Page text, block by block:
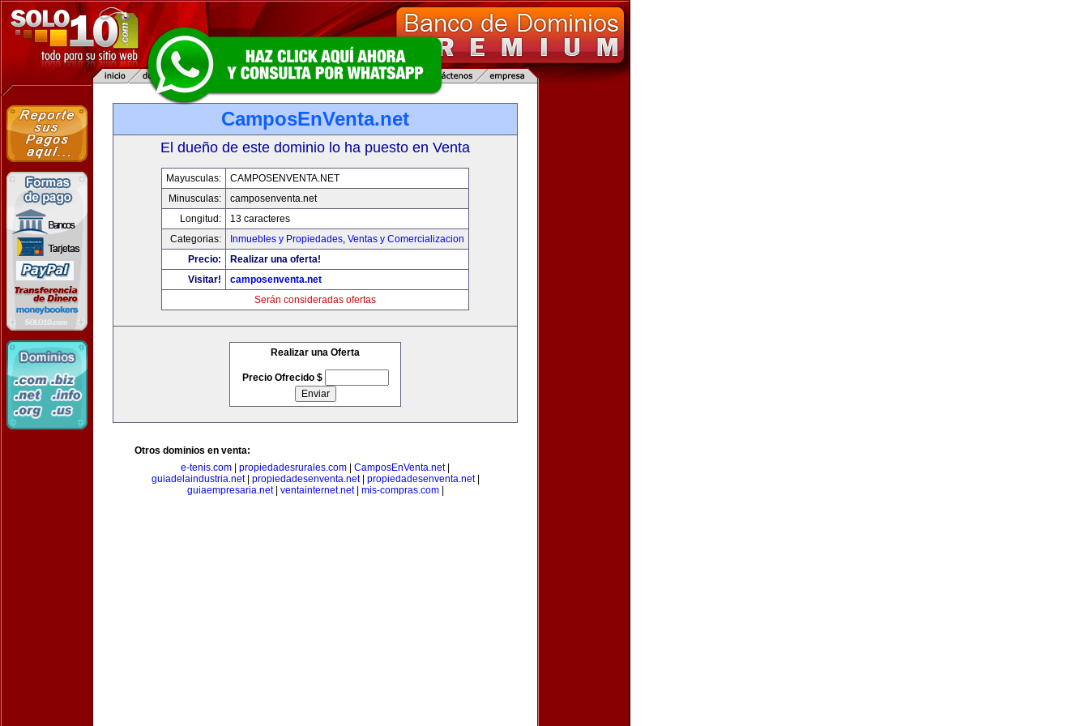
CamposEnVenta.net
El dueño de este dominio lo ha puesto en Venta
Mayusculas:
CAMPOSENVENTA.NET
Minusculas:
camposenventa.net
Longitud:
13 caracteres
Categorias:
Inmuebles y Propiedades, Ventas y Comercializacion
Precio:
Realizar una oferta!
Visitar!
camposenventa.net
Serán consideradas ofertas
Realizar una Oferta
Precio Ofrecido $
Otros dominios en venta:
e-tenis.com
propiedadesrurales.com CamposEnVenta.net
guiadelaindustria.net propiedadesenventa.net propiedadesenventa.net|
guiaempresaria.net| ventainternet.net| mis-compras.com|